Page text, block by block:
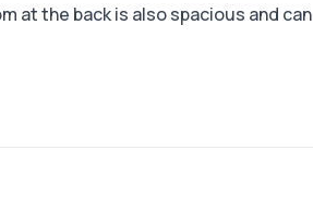
at the back is also spacious and can